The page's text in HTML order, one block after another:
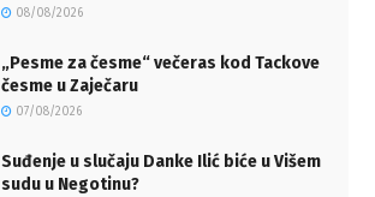
08/08/2026
„Pesme za česme“ večeras kod Tackove
česme u Zaječaru
07/08/2026
Suđenje u slučaju Danke Ilić biće u Višem
sudu u Negotinu?